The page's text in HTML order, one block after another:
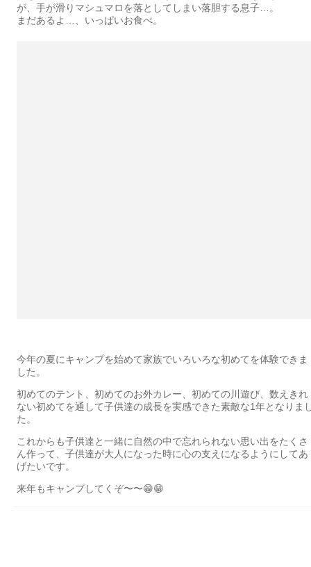
が、手が滑りマシュマロを落としてしまい落胆する息子…。
まだあるよ…、いっぱいお食べ。
今年の夏にキャンプを始めて家族でいろいろな初めてを体験できま
した。
初めてのテント、初めてのお外カレー、初めての川遊び、数えきれ
ない初めてを通して子供達の成長を実感できた素敵な1年となりま
た。
これからも子供達と一緒に自然の中で忘れられない思い出をたくさ
ん作って、子供達が大人になった時に心の支えになるようにしてあ
げたいです。
来年もキャンプしてくぞ〜〜😁😁